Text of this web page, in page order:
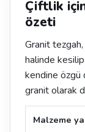
Çiftlik
özeti
Granit
halinde
kendine özgü
granit olarak
Malzeme